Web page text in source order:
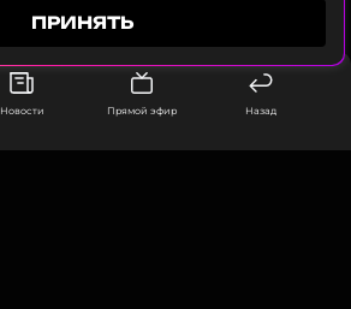
Новости Прямой эфир Назад
ПРИНЯТЬ